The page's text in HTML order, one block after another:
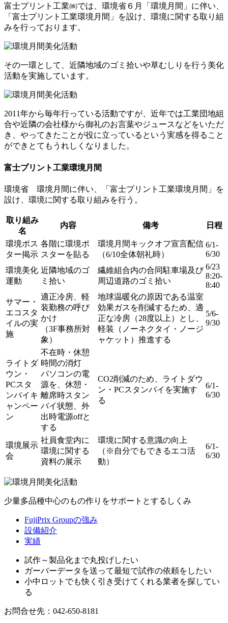
富士プリント工業㈱では、環境省６月「環境月間」に伴い、
「富士プリント工業環境月間」を設け、環境に関する取り組
みを行っております。
その一環として、近隣地域のゴミ拾いや草むしりを行う美化
活動を実施しています。
2011年から毎年行っている活動ですが、近年では工業団地組
合や近隣の会社様から御礼のお言葉やジュースなどをいただ
き、やってきたことが役に立っているという実感を得ること
ができとてもうれしくなりました。
富士プリント工業環境月間
環境省 環境月間に伴い、「富士プリント工業環境月間」を
設け、環境に関する取り組みを行う。
取り組み
名
内容 備考 日程
環境ポス
ター掲示
各階に環境ポ
スターを貼る
環境月間キックオフ宣言配信
（6/10全体朝礼時）
6/1-
6/30
環境美化
運動
近隣地域のゴ
ミ拾い
繊維組合内の合同駐車場及び
周辺道路のゴミ拾い
6/23
8:20-
8:40
サマー・
エコスタ
イルの実
施
適正冷房、軽
装勤務の呼び
かけ
（3F事務所対
象）
地球温暖化の原因である温室
効果ガスを削減するため、適
正な冷房（28度以上）とし、
軽装（ノーネクタイ・ノージ
ャケット）推進する
5/6-
9/30
ライトダ
ウン・
PCスタ
ンバイキ
ャンペー
ン
不在時・休憩
時間の消灯
パソコンの電
源を、休憩・
離席時スタン
バイ状態、外
出時電源offと
する
CO2削減のため、ライトダウ
ン・PCスタンバイを実施す
る
6/1-
6/30
環境展示
会
社員食堂内に
環境に関する
資料の展示
環境に関する意識の向上
（※自分でもできるエコ活
動）
6/1-
6/30
少量多品種中心のもの作りをサポートとするしくみ
FujiPrix Groupの強み
設備紹介
実績
試作～製品化まで丸投げしたい
ガーバーデータを送って最短で試作の依頼をしたい
小中ロットでも快く引き受けてくれる業者を探してい
る
お問合せ先： 042-650-8181